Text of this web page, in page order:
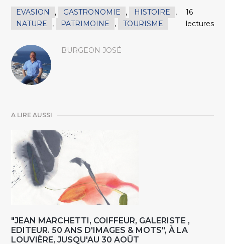
EVASION , GASTRONOMIE , HISTOIRE
,
NATURE
, PATRIMOINE , TOURISME
16
lectures
BURGEON JOSÉ
A LIRE AUSSI
"JEAN MARCHETTI, COIFFEUR, GALERISTE ,
EDITEUR. 50 ANS D'IMAGES & MOTS", À LA
LOUVIÈRE, JUSQU'AU 30 AOÛT